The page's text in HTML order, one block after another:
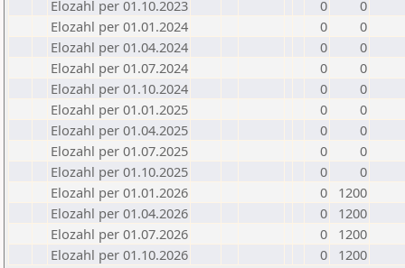
Elozahl per 01.10.2023
0
0
Elozahl per 01.01.2024
0
0
Elozahl per 01.04.2024
0
0
Elozahl per 01.07.2024
0
0
Elozahl per 01.10.2024
0
0
Elozahl per 01.01.2025
0
0
Elozahl per 01.04.2025
0
0
Elozahl per 01.07.2025
0
0
Elozahl per 01.10.2025
0
0
Elozahl per 01.01.2026
0
1200
Elozahl per 01.04.2026
0
1200
Elozahl per 01.07.2026
0
1200
Elozahl per 01.10.2026
0 1200